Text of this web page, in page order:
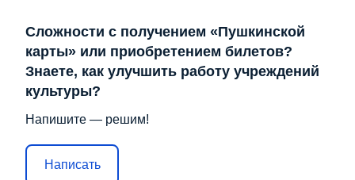
Сложности с получением «Пушкинской
карты» или приобретением билетов?
Знаете, как улучшить работу учреждений
культуры?
Напишите — решим!
Написать